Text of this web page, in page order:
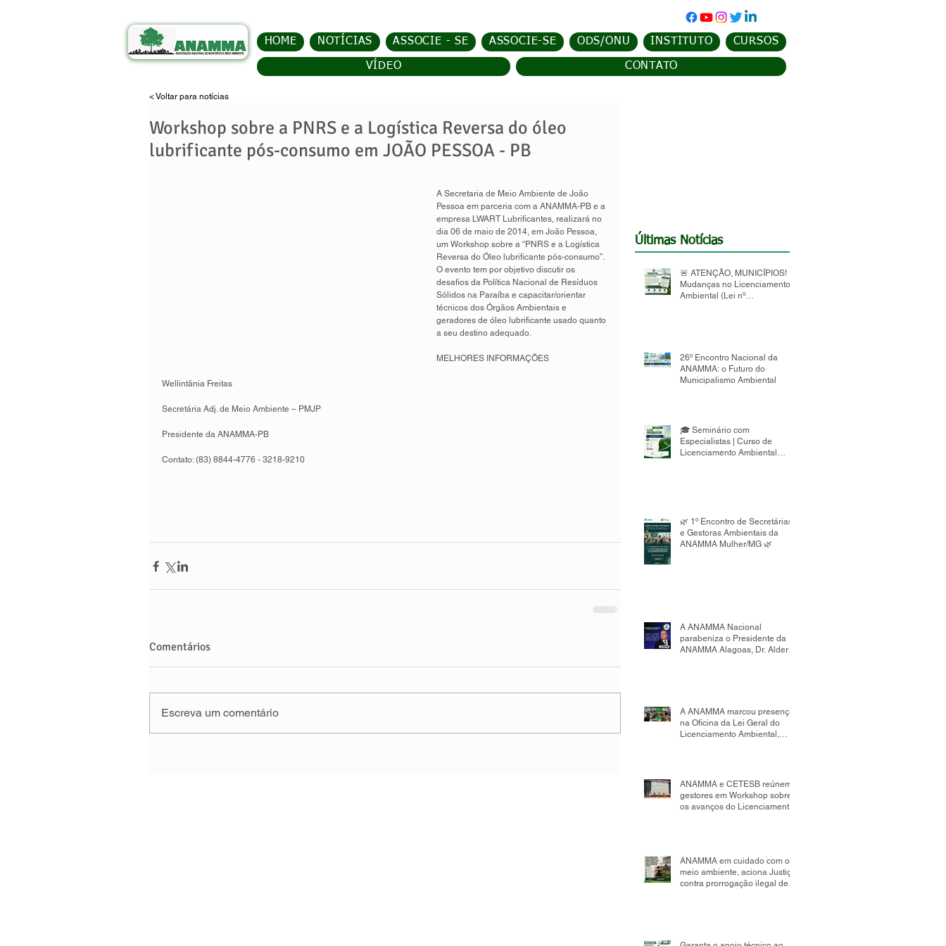
HOME NOTÍCIAS ASSOCIE - SE ASSOCIE-SE ODS/ONU INSTITUTO CURSOS
VÍDEO CONTATO
Workshop sobre a PNRS e a Logística Reversa do óleo
lubrificante pós-consumo em JOÃO PESSOA - PB
A Secretaria de Meio Ambiente de João
Pessoa em parceria com a ANAMMA-PB e a
empresa LWART Lubrificantes, realizará no
dia 06 de maio de 2014, em João Pessoa,
um Workshop sobre a “PNRS e a Logística
Reversa do Óleo lubrificante pós-consumo”.
O evento tem por objetivo discutir os
desafios da Política Nacional de Resíduos
Sólidos na Paraíba e capacitar/orientar
técnicos dos Órgãos Ambientais e
geradores de óleo lubrificante usado quanto
a seu destino adequado.
MELHORES INFORMAÇÕES
Wellintânia Freitas
Secretária Adj. de Meio Ambiente – PMJP
Presidente da ANAMMA-PB
Contato: (83) 8844-4776 - 3218-9210
Comentários
Escreva um comentário
< Voltar para notícias
Últimas Notícias
🚨 ATENÇÃO, MUNICÍPIOS! 🚨
Mudanças no Licenciamento
Ambiental (Lei nº
26º Encontro Nacional da
ANAMMA: o Futuro do
Municipalismo Ambiental
🎓 Seminário com
Especialistas | Curso de
Licenciamento Ambiental
🌿 1º Encontro de Secretárias
e Gestoras Ambientais da
ANAMMA Mulher/MG 🌿
A ANAMMA Nacional
parabeniza o Presidente da
ANAMMA Alagoas, Dr. Alder
A ANAMMA marcou presença
na Oficina da Lei Geral do
Licenciamento Ambiental,
com o fortalecimento da
gestão ambiental
ANAMMA e CETESB reúnem
gestores em Workshop sobre
os avanços do Licenciamento
ANAMMA em cuidado com o
meio ambiente, aciona Justiça
contra prorrogação ilegal de